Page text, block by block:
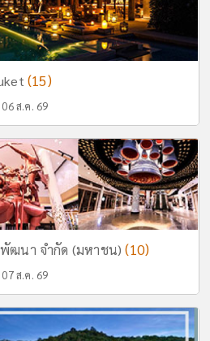
(15)
ส.ค. 69
ฒนา จำกัด (มหาชน)(10)
ส.ค. 69